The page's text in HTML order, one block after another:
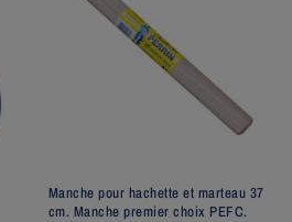
Manche pour hachette et marteau 37
cm. Manche premier choix PEFC.